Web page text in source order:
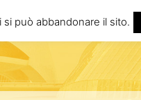
può abbandonare il sito.